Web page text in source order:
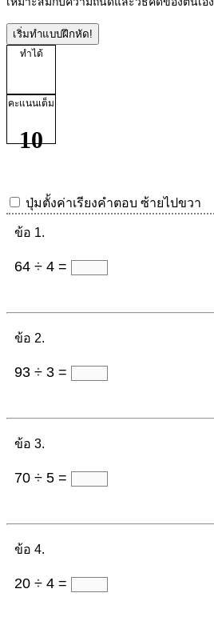
เริ่มทำแบบฝึกหัด!
ทำได้
คะแนนเต็ม
10
ปุ่มตั้งค่าเรียงคำตอบ ซ้ายไปขวา
ข้อ 1.
64 ÷ 4 =
ข้อ 2.
93 ÷ 3 =
ข้อ 3.
70 ÷ 5 =
ข้อ 4.
20 ÷ 4 =